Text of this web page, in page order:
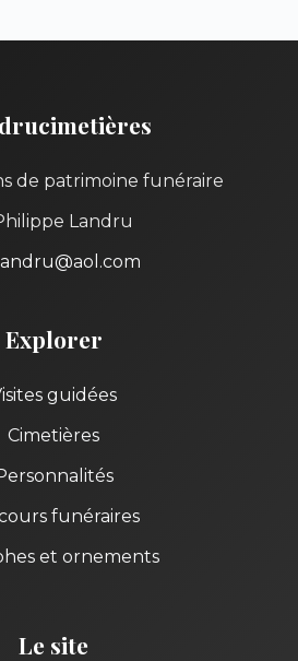
de patrimoine funéraire
Landru
Explorer
guidées
Cimetières
funéraires
et ornements
Le site